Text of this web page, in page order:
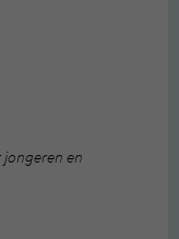
jongeren en